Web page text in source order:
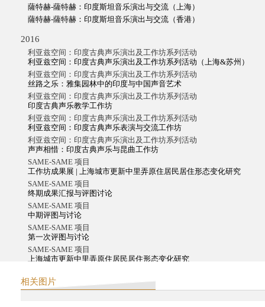
薩特赫-薩特赫：印度斯坦音乐演出与交流（上海）
薩特赫-薩特赫：印度斯坦音乐演出与交流（香港）
2016
利亚兹空间：印度古典声乐演出及工作坊系列活动
利亚兹空间：印度古典声乐演出及工作坊系列活动（上海&苏州）
利亚兹空间：印度古典声乐演出及工作坊系列活动
丝路之乐：雅集园林中的印度与中国声音艺术
利亚兹空间：印度古典声乐演出及工作坊系列活动
印度古典声乐教学工作坊
利亚兹空间：印度古典声乐演出及工作坊系列活动
利亚兹空间：印度古典声乐表演与交流工作坊
利亚兹空间：印度古典声乐演出及工作坊系列活动
声声相惜：印度古典声乐与昆曲工作坊
SAME-SAME 项目
工作坊成果展 | 上海城市更新中里弄原住居民居住形态变化研究
SAME-SAME 项目
终期成果汇报与评图讨论
SAME-SAME 项目
中期评图与讨论
SAME-SAME 项目
第一次评图与讨论
SAME-SAME 项目
上海城市更新中里弄原住居民居住形态变化研究
阿米塔夫•高希上海圆桌会议
相关图片